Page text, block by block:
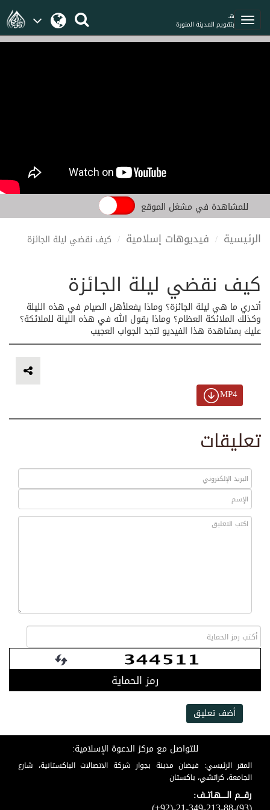
هـ
بتقويم المدينة المنورة
للمشاهدة في مشغل الموقع
الرئيسية فيديوهات إسلامية كيف نقضي ليلة الجائزة
كيف نقضي ليلة الجائزة
أتدري ما هي ليلة الجائزة؟ وماذا يفعلأهل الصيام في هذه الليلة
وكذلك الملائكة العظام؟ وماذا يقول الله في هذه الليلة للملائكة؟
عليك بمشاهدة هذا الفيديو لتجد الجواب العجيب
MP4
تعليقات
رمز الحماية
أضف تعليق
للتواصل مع مركز الدعوة الإسلامية:
المقر الرئيسي: فيضان مدينة بجوار شركة الاتصالات الباكستانية، شارع
الجامعة، كراتشي، باكستان
رقـــم الـــــهـاتــف: